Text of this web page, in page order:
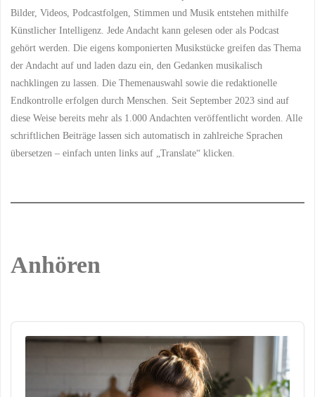
Bilder, Videos, Podcastfolgen, Stimmen und Musik entstehen mithilfe
Künstlicher Intelligenz. Jede Andacht kann gelesen oder als Podcast
gehört werden. Die eigens komponierten Musikstücke greifen das Thema
der Andacht auf und laden dazu ein, den Gedanken musikalisch
nachklingen zu lassen. Die Themenauswahl sowie die redaktionelle
Endkontrolle erfolgen durch Menschen. Seit September 2023 sind auf
diese Weise bereits mehr als 1.000 Andachten veröffentlicht worden. Alle
schriftlichen Beiträge lassen sich automatisch in zahlreiche Sprachen
übersetzen – einfach unten links auf „Translate“ klicken.
Anhören
Audio
Player